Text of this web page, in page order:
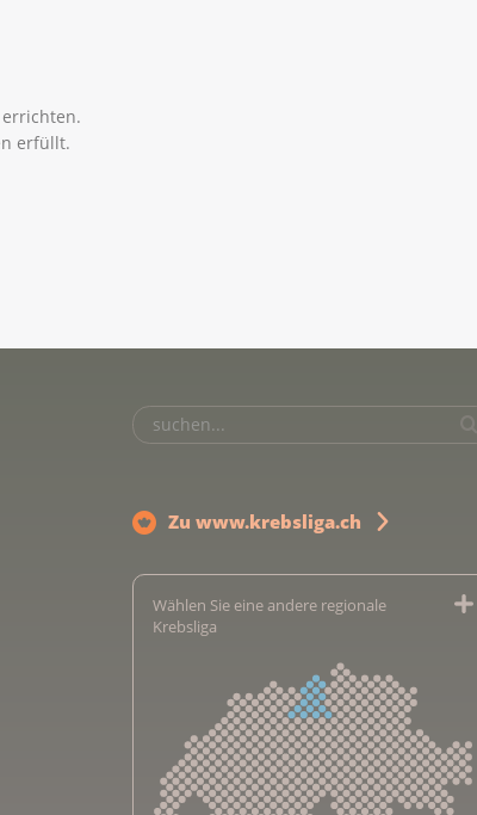
errichten.
erfüllt.
Zu www.krebsliga.ch
Wählen Sie eine andere regionale
Krebsliga